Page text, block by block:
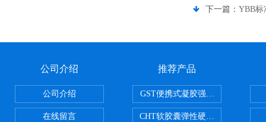
下一篇： YBB标
公司介绍
公司介绍
在线留言
推荐产品
GST便携式凝胶强度测定仪
CHT软胶囊弹性硬度测试仪